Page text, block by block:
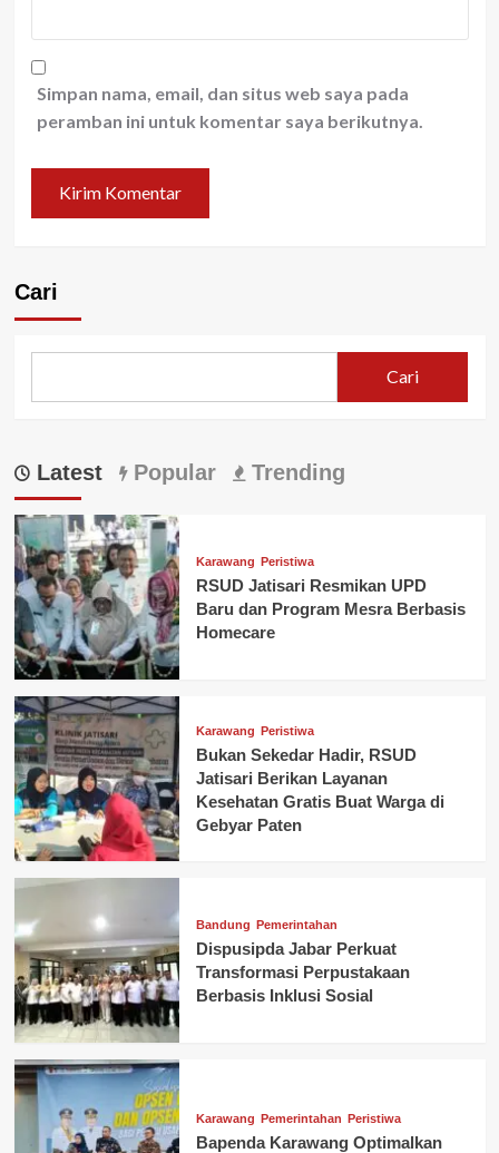
Simpan nama, email, dan situs web saya pada
peramban ini untuk komentar saya berikutnya.
Cari
Cari
Latest Popular Trending
Karawang Peristiwa
RSUD Jatisari Resmikan UPD
Baru dan Program Mesra Berbasis
Homecare
Karawang Peristiwa
Bukan Sekedar Hadir, RSUD
Jatisari Berikan Layanan
Kesehatan Gratis Buat Warga di
Gebyar Paten
Bandung Pemerintahan
Dispusipda Jabar Perkuat
Transformasi Perpustakaan
Berbasis Inklusi Sosial
Karawang Pemerintahan Peristiwa
Bapenda Karawang Optimalkan